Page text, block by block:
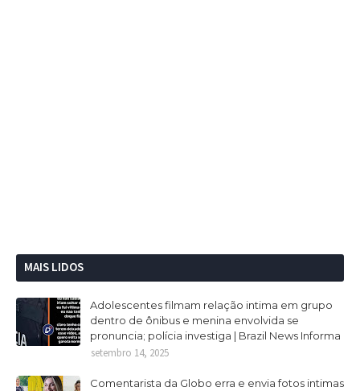
MAIS LIDOS
Adolescentes filmam relação intima em grupo
dentro de ônibus e menina envolvida se
pronuncia; polícia investiga | Brazil News Informa
setembro 14, 2025
Comentarista da Globo erra e envia fotos intimas